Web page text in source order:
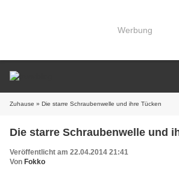
Werbung
Zuhause » Die starre Schraubenwelle und ihre Tücken
Die starre Schraubenwelle und
Veröffentlicht am 22.04.2014 21:41
Von Fokko